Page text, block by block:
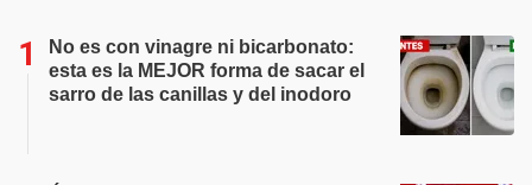
No es con vinagre ni bicarbonato:
esta es la MEJOR forma de sacar el
sarro de las canillas y del inodoro